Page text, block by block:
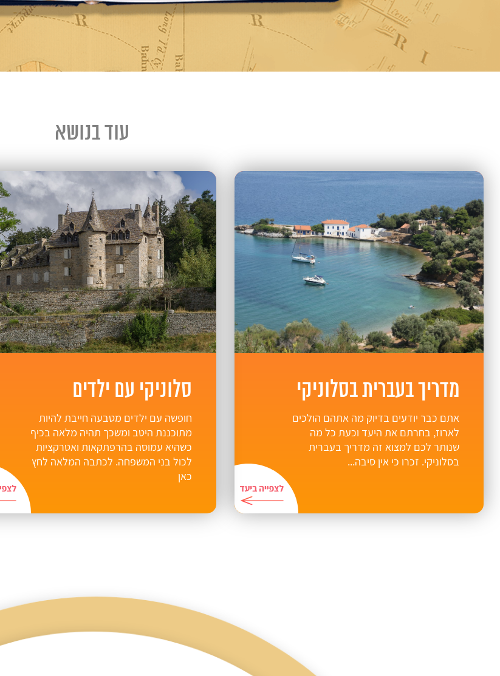
עוד בנושא
מדריך בעברית בסלוניקי
אתם כבר יודעים בדיוק מה אתהם הולכים
לארוז, בחרתם את היעד וכעת כל מה
שנותר לכם למצוא זה מדריך בעברית
בסלוניקי. זכרו כי אין סיבה...
סלוניקי עם ילדים
חופשה עם ילדים מטבעה חייבת להיות
מתוכננת היטב ומשכך תהיה מלאה בכיף
כשהיא עמוסה בהרפתקאות ואטרקציות
לכול בני המשפחה. לכתבה המלאה לחץ
כאן